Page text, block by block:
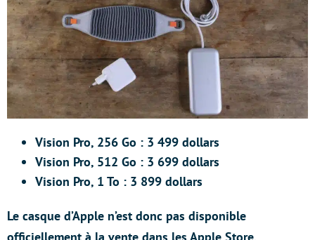
Vision Pro, 256 Go : 3 499 dollars
Vision Pro, 512 Go : 3 699 dollars
Vision Pro, 1 To : 3 899 dollars
Le casque d’Apple n’est donc pas disponible
officiellement à la vente dans les Apple Store,